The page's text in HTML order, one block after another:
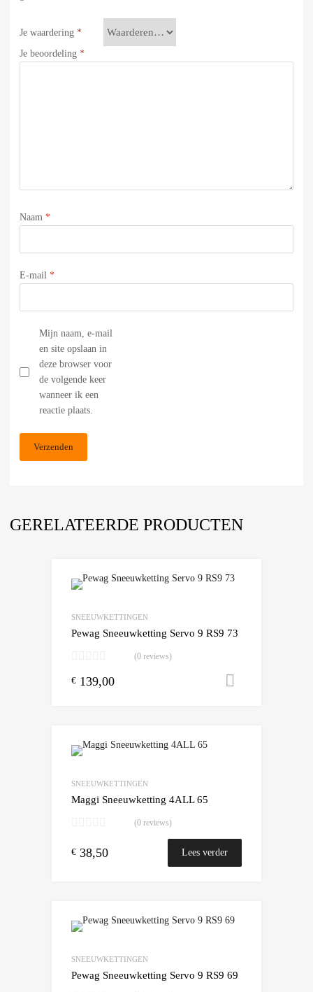
Je waardering *
Je beoordeling *
Naam *
E-mail *
Mijn naam, e-mail
en site opslaan in
deze browser voor
de volgende keer
wanneer ik een
reactie plaats.
GERELATEERDE PRODUCTEN
SNEEUWKETTINGEN
Pewag Sneeuwketting Servo 9 RS9 73
(0 reviews)
€ 139,00
SNEEUWKETTINGEN
Maggi Sneeuwketting 4ALL 65
(0 reviews)
€ 38,50 Lees verder
SNEEUWKETTINGEN
Pewag Sneeuwketting Servo 9 RS9 69